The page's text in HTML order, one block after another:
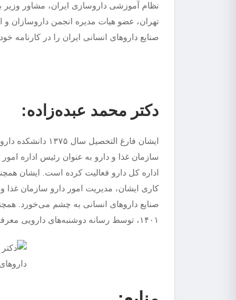
نظام آموزشی داروسازی ایران، مشاور وزیر
تهران، عضو هیات مدیره انجمن داروسازان
صنایع داروهای انسانی ایران را در کارنامه خود
دکتر محمد عبده‌زاده:
سازمان غذا و دارو به عنوان رئیس اداره
اداره کل دارو فعالیت کرده است. ایشان
کاری ایشان، مدیریت امور دارو سازمان غذا
صنایع داروهای انسانی به چشم می‌خورد.
۱۴۰۱، توسط رسانه دوشنبه‌های دارویی معرفی شدند.